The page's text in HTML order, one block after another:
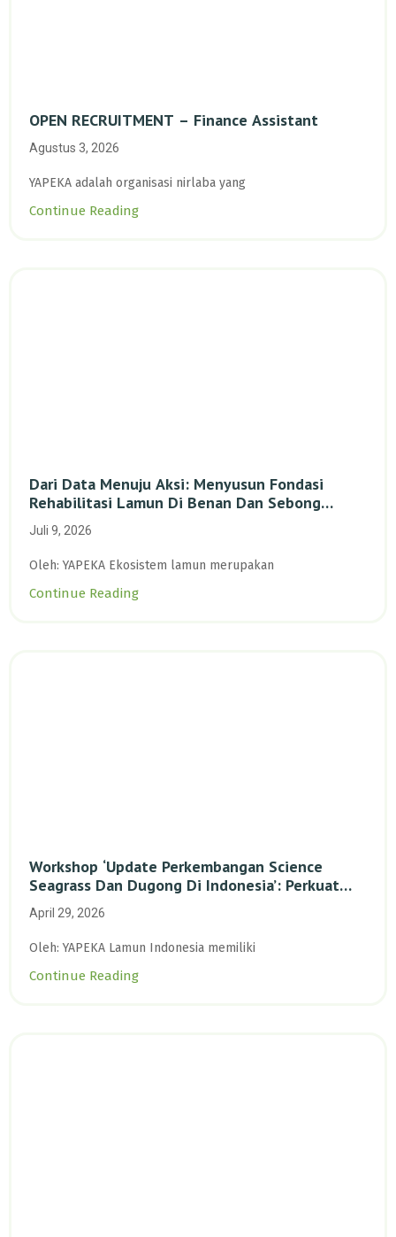
OPEN RECRUITMENT – Finance Assistant
Agustus 3, 2026
YAPEKA adalah organisasi nirlaba yang
Continue Reading
Dari Data Menuju Aksi: Menyusun Fondasi
Rehabilitasi Lamun Di Benan Dan Sebong
Lagoi, Kepulauan Riau
Juli 9, 2026
Oleh: YAPEKA Ekosistem lamun merupakan
Continue Reading
Workshop ‘Update Perkembangan Science
Seagrass Dan Dugong Di Indonesia’: Perkuat
Dasar Ilmiah Dan Kolaborasi Konservasi
April 29, 2026
Oleh: YAPEKA Lamun Indonesia memiliki
Continue Reading